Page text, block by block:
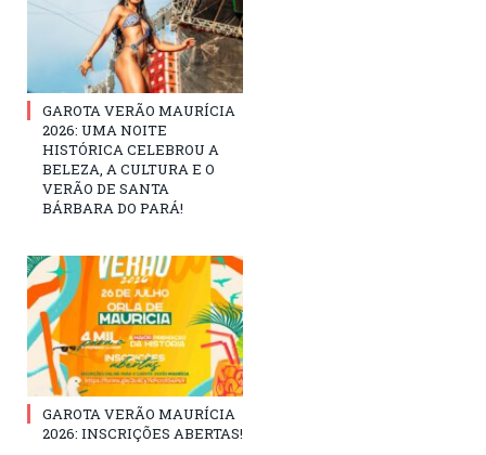
GAROTA VERÃO MAURÍCIA
2026: UMA NOITE
HISTÓRICA CELEBROU A
BELEZA, A CULTURA E O
VERÃO DE SANTA
BÁRBARA DO PARÁ!
GAROTA VERÃO MAURÍCIA
2026: INSCRIÇÕES ABERTAS!